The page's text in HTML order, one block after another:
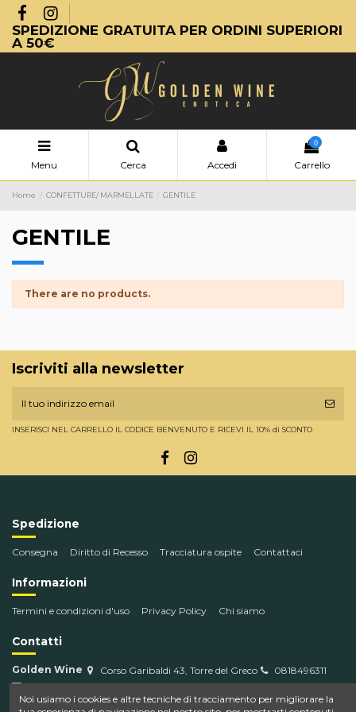
SPEDIZIONE GRATUITA PER ORDINI SUPERIORI
A 50€
Menu Cerca Accedi
0
Carrello
Home CONFETTURE/ MARMELLATE GENTILE
GENTILE
There are no products.
Iscriviti alla newsletter
INSERISCI NEL CARRELLO IL CODICE BENVENUTO E RICEVI IL 10% di SCONTO
Spedizione
Consegna Diritto di Recesso Tracciatura ospite Contattaci
Informazioni
Termini e condizioni d'uso Privacy Policy Chi siamo
Contatti
Golden Wine Corso Garibaldi 43, Torre del Greco
0818496311
info@goldenwine.com
Noi usiamo i cookies e altre tecniche di tracciamento per migliorare la